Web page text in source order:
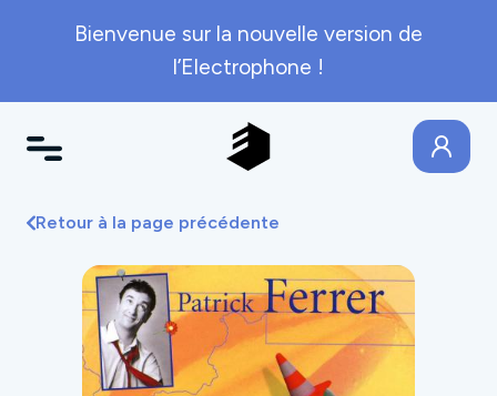
Bienvenue sur la nouvelle version de
l’Electrophone !
Retour à la page précédente